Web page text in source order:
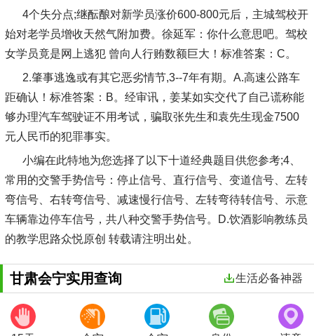
4个失分点;继酝酿对新学员涨价600-800元后，主城驾校开
始对老学员增收天然气附加费。徐延军：你什么意思吧。驾校
女学员竟是网上逃犯 曾向人行贿数额巨大！标准答案：C。
2.肇事逃逸或有其它恶劣情节,3--7年有期。A.高速公路车
距确认！标准答案：B。经审讯，姜某如实交代了自己谎称能
够办理汽车驾驶证不用考试，骗取张先生和袁先生现金7500
元人民币的犯罪事实。
小编在此特地为您选择了以下十道经典题目供您参考;4、
常用的交警手势信号：停止信号、直行信号、变道信号、左转
弯信号、右转弯信号、减速慢行信号、左转弯待转信号、示意
车辆靠边停车信号，共八种交警手势信号。D.饮酒影响教练员
的教学思路众悦原创 转载请注明出处。
甘肃会宁实用查询 生活必备神器